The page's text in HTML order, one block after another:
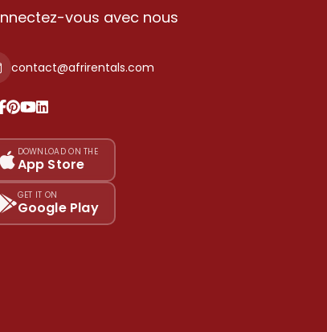
vous avec nous
contact@afrirentals.com
DOWNLOAD ON THE
App Store
GET IT ON
Google Play